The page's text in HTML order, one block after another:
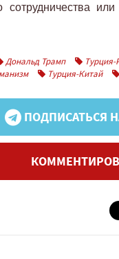
сотрудничества
Дональд Трамп Турция-
Турция-Китай
ПОДПИСАТЬСЯ